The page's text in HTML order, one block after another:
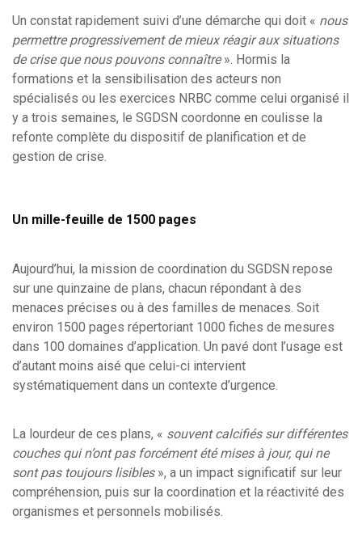
Un constat rapidement suivi d’une démarche qui doit « nous
permettre progressivement de mieux réagir aux situations
de crise que nous pouvons connaître». Hormis la
formations et la sensibilisation des acteurs non
spécialisés ou les exercices NRBC comme celui organisé il
y a trois semaines, le SGDSN coordonne en coulisse la
refonte complète du dispositif de planification et de
gestion de crise.
Un mille-feuille de 1500 pages
Aujourd’hui, la mission de coordination du SGDSN repose
sur une quinzaine de plans, chacun répondant à des
menaces précises ou à des familles de menaces. Soit
environ 1500 pages répertoriant 1000 fiches de mesures
dans 100 domaines d’application. Un pavé dont l’usage est
d’autant moins aisé que celui-ci intervient
systématiquement dans un contexte d’urgence.
La lourdeur de ces plans, « souvent calcifiés sur différentes
couches qui n’ont pas forcément été mises à jour, qui ne
sont pas toujours lisibles», a un impact significatif sur leur
compréhension, puis sur la coordination et la réactivité des
organismes et personnels mobilisés.